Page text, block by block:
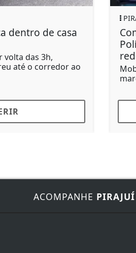
de casa
das 3h,
o corredor ao
PIRAJUÍ
Com
rede
marco
ACOMPANHE